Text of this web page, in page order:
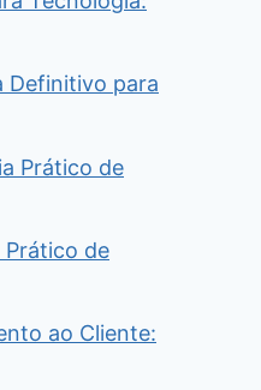
Definitivo para
Prático de
Prático de
ao Cliente: